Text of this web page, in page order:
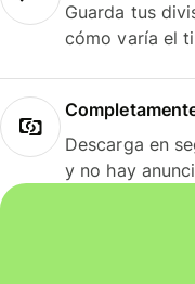
Guarda tus
cómo varía el
Descarga en
y no hay